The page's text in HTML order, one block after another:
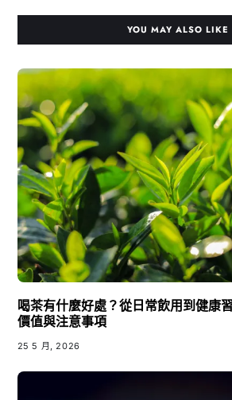
YOU MAY ALSO LIKE
喝茶有什麼好處？從日常飲用到健康
價值與注意事項
25 5 月, 2026